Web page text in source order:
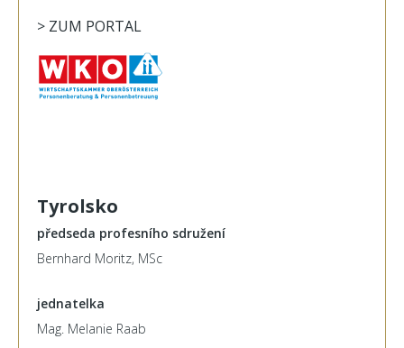
> ZUM PORTAL
Tyrolsko
předseda profesního sdružení
Bernhard Moritz, MSc
jednatelka
Mag. Melanie Raab